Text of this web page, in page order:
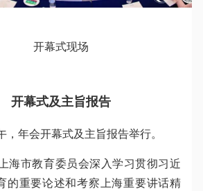
开幕式现场
开幕式及主旨报告
，年会开幕式及主旨报告举行。
海市教育委员会深入学习贯彻习近
的重要论述和考察上海重要讲话精